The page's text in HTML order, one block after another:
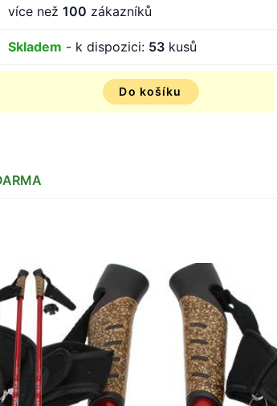
více než100 zákazníků
Skladem - k dispozici: 53 kusů
Do košíku